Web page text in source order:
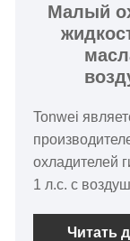
Марка
Panasonic
Тип
Малый
Tonwei
охладителей
1 л.с. с
охладитель
Читать